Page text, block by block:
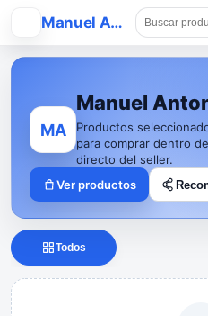
Manuel Antoni Zerpa
MA
Manuel
Productos
para comprar dentro
directo del seller.
Ver productos
Todos